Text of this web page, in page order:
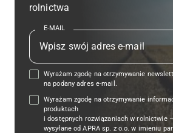
rolnictwa
E-MAIL
Wyrażam zgodę na otrzymywanie
na podany adres e-mail.
Wyrażam zgodę na otrzymywanie
produktach
i dostępnych rozwiązaniach w rolnictwie
wysyłane od APRA sp. z o.o. w imieniu